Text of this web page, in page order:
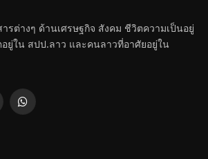
รต่างๆ ด้านเศรษฐกิจ สังคม ชีวิตความเป็นอยู่
ยู่ใน สปป.ลาว และคนลาวที่อาศัยอยู่ใน
WhatsApp